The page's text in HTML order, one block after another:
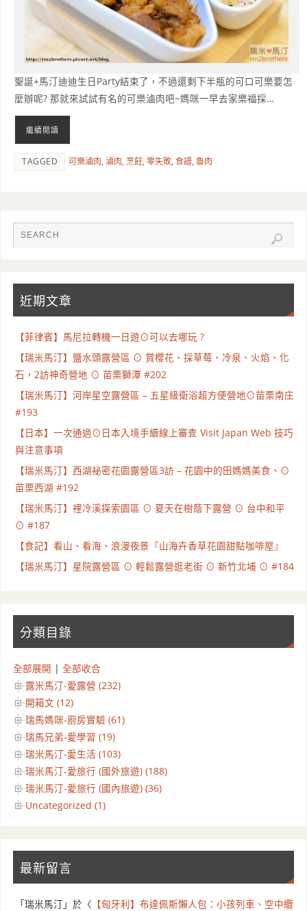
聖誕+馬汀迪迪生日Party結束了，不過還剩下半瓶的可口可樂要怎
麼辦呢? 那就來試試有名的可樂滷肉吧~媽咪一早去家樂福採…
繼續閱讀
TAGGED 可樂滷肉,滷肉,烹飪,零失敗,食譜,魯肉
近期文章
【菲律賓】馬尼拉轉機一日遊⊙可以去哪玩 ?
【瑞米馬汀】鹽水頭露營區 ⊙ 賞櫻花、採草莓、冷泉、火焰、化
石，2訪神奇營地 ⊙ 苗栗獅潭 #202
【瑞米馬汀】河岸星空露營區 – 五星級衛浴超方便營地⊙苗栗南庄
#193
【日本】一次通過⊙日本入境手續線上審查 Visit Japan Web 技巧
與注意事項
【瑞米馬汀】西湖祕密花園露營區3訪 – 花園中的田媽媽美食、⊙
苗栗西湖 #192
【瑞米馬汀】裡冷溪探索園區 ⊙ 夏天在樹蔭下露營 ⊙ 台中和平
⊙ #187
【食記】看山、看海、浪漫夜景『山海卉香草花園甜點咖啡屋』
【瑞米馬汀】星院露營區 ⊙ 輕鬆露營逛老街 ⊙ 新竹北埔 ⊙ #184
分類目錄
全部展開 | 全部收合
露米馬汀-愛露營 (232)
開箱文 (12)
瑞馬媽咪-廚房實驗 (61)
瑞馬兄弟-愛學習 (19)
瑞米馬汀-愛生活 (103)
瑞米馬汀-愛旅行 (國外旅遊) (188)
瑞米馬汀-愛旅行 (國內旅遊) (36)
Uncategorized (1)
最新留言
「瑞米馬汀 」於〈 【匈牙利】布達佩斯懶人包：小孩列車、空中纜